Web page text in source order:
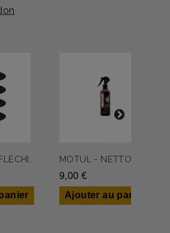
MOTUL - NETTOYANT...
9,00 €
Ajouter au panier